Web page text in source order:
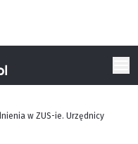
w ZUS-ie. Urzędnicy